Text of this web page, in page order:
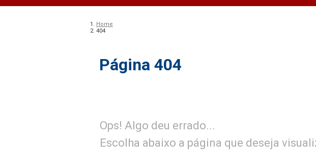
Home
404
Página 404
Ops! Algo deu errado...
Escolha abaixo a página que deseja